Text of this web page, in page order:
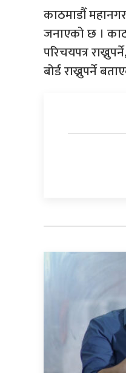
काठमाडौँ
जनाएको छ ।
परिचयपत्र
बोर्ड राख्नुपर्ने